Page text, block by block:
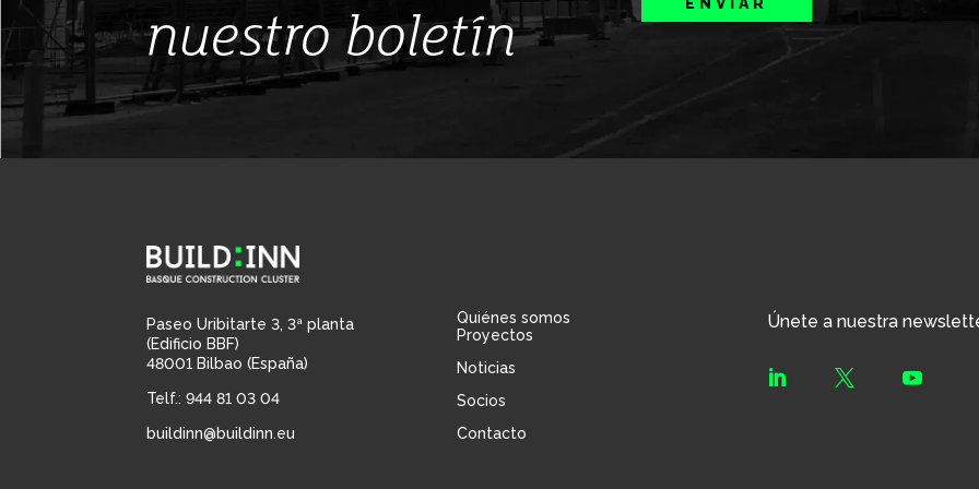
nuestro boletín
Paseo Uribitarte 3, 3ª planta
(Edificio BBF)
48001 Bilbao (España)
Telf.: 944 81 03 04
buildinn@buildinn.eu
Quiénes somos
Proyectos
Noticias
Socios
Contacto
Únete a nuestra
  